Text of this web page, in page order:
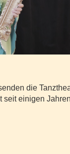
die
seit einigen